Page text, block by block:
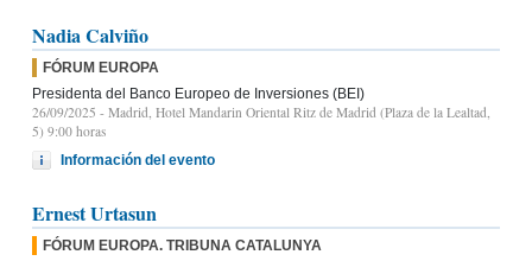
Nadia Calviño
FÓRUM EUROPA
Presidenta del Banco Europeo de Inversiones (BEI)
26/09/2025 - Madrid, Hotel Mandarin Oriental Ritz de Madrid (Plaza de la Lealtad,
5) 9:00 horas
Información del evento
Ernest Urtasun
FÓRUM EUROPA. TRIBUNA CATALUNYA